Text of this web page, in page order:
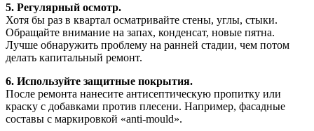
5. Регулярный осмотр.
Хотя бы раз в квартал осматривайте стены, углы, стыки.
Обращайте внимание на запах, конденсат, новые пятна.
Лучше обнаружить проблему на ранней стадии, чем потом
делать капитальный ремонт.
6. Используйте защитные покрытия.
После ремонта нанесите антисептическую пропитку или
краску с добавками против плесени. Например, фасадные
составы с маркировкой «anti-mould».